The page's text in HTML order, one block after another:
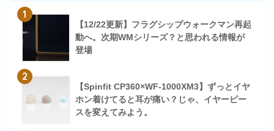
1
【12/22更新】フラグシップウォークマン再起
動へ。次期WMシリーズ？と思われる情報が
登場
2
【Spinfit CP360×WF-1000XM3】ずっとイヤ
ホン着けてると耳が痛い？じゃ、イヤーピー
スを変えてみよう。